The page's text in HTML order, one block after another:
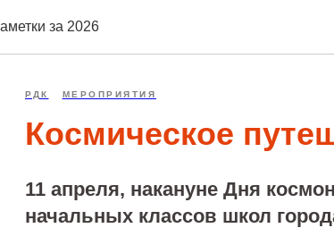
за 2026
РДК МЕРОПРИЯТИЯ
Космическое
11 апреля, накануне Дня
начальных классов школ